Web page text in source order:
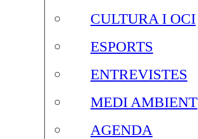
CULTURA I OCI
ESPORTS
ENTREVISTES
MEDI AMBIENT
AGENDA